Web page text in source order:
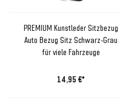
PREMIUM Kunstleder Sitzbezug
Auto Bezug Sitz Schwarz-Grau
für viele Fahrzeuge
14,95 €*